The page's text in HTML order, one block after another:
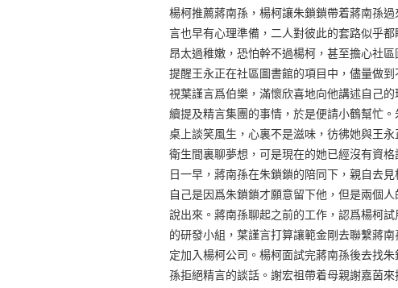
楊柯推薦蔣南孫，楊柯讓朱鎖鎖帶着蔣南孫
言也早有心理準備，二人對彼此的套路似乎
昂太過稚嫩，恐怕幹不過楊柯，甚至擔心社
提醒王永正在社區圖書館的項目中，儘量做
視葉謹言爲伯樂，滿懷欣喜地向他講述自己
續提及精言集團的事情，於是便請小鶴幫忙
桌上談笑風生，心裏不是滋味，彷彿她與王
衛生間裏聊夢想，可是現在的她已經沒有資
日一早，蔣南孫在朱鎖鎖的陪同下，親自去
自己是因爲朱鎖鎖才願意留下他，但是兩個
說出來。蔣南孫聊起之前的工作，認爲楊柯
的研發小組，葉謹言打算讓範金剛去聯繫蔣
定加入楊柯公司。楊柯面試完蔣南孫後去找
孫拒絕精言的談話。謝宏祖帶着母親謝嘉茵